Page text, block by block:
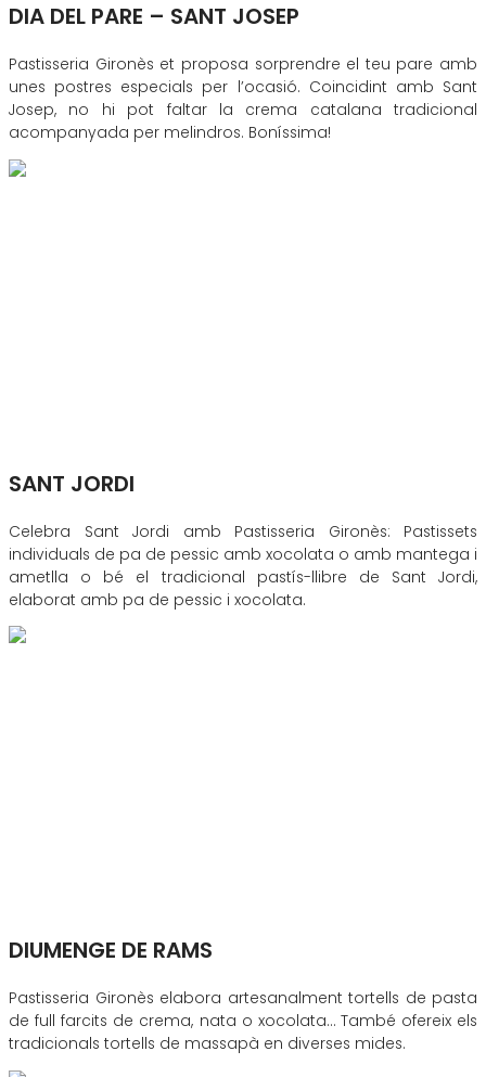
DIA DEL PARE – SANT JOSEP
Pastisseria Gironès et proposa sorprendre el teu pare amb
unes postres especials per l’ocasió. Coincidint amb Sant
Josep, no hi pot faltar la crema catalana tradicional
acompanyada per melindros. Boníssima!
SANT JORDI
Celebra Sant Jordi amb Pastisseria Gironès: Pastissets
individuals de pa de pessic amb xocolata o amb mantega i
ametlla o bé el tradicional pastís-llibre de Sant Jordi,
elaborat amb pa de pessic i xocolata.
DIUMENGE DE RAMS
Pastisseria Gironès elabora artesanalment tortells de pasta
de full farcits de crema, nata o xocolata… També ofereix els
tradicionals tortells de massapà en diverses mides.